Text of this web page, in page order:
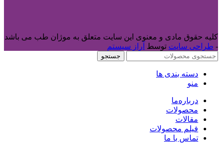
کلیه حقوق مادی و معنوی این سایت متعلق به موژان طب می باشد
- طراحی سایت توسط آراز سیستم
جستجو
دسته بندی ها
منو
درباره‌ما
محصولات
مقالات
فیلم محصولات
تماس با ما